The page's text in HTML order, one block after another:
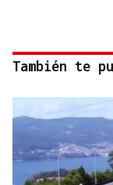
También te